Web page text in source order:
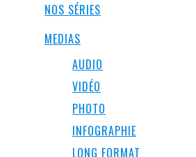
NOS SÉRIES
MEDIAS
AUDIO
VIDÉO
PHOTO
INFOGRAPHIE
LONG FORMAT